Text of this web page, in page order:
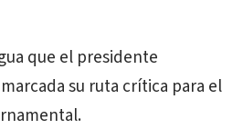
que el presidente
su ruta crítica para el